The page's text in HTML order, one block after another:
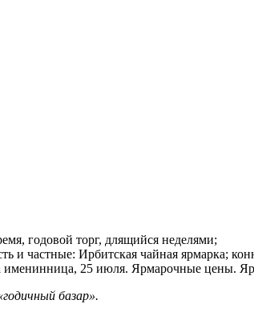
годовой торг, длящийся неделями;
и частные: Ирбитская чайная ярмарка;
именинница, 25 июля. Ярмарочные цены.
базар».